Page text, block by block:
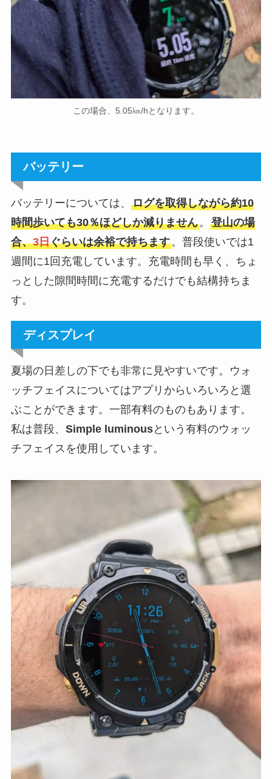
この場合、5.05㎞/hとなります。
バッテリー
バッテリーについては、 ログを取得しながら約10
時間歩いても30％ほどしか減りません。 登山の場
合、3日ぐらいは余裕で持ちます。普段使いでは1
週間に1回充電しています。充電時間も早く、ちょ
っとした隙間時間に充電するだけでも結構持ちま
す。
ディスプレイ
夏場の日差しの下でも非常に見やすいです。ウォ
ッチフェイスについてはアプリからいろいろと選
ぶことができます。一部有料のものもあります。
私は普段、 Simple luminousという有料のウォッ
チフェイスを使用しています。